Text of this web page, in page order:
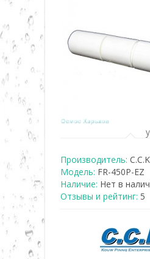
Производитель:
Модель: FR-450P-EZ
Наличие: Нет в
Отзывы и рейтинг: 5